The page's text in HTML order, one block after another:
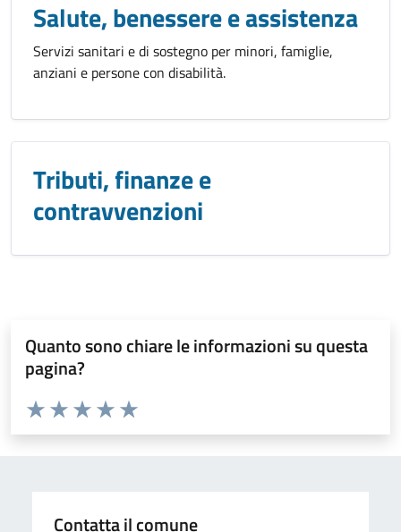
Salute, benessere e assistenza
Servizi sanitari e di sostegno per minori, famiglie,
anziani e persone con disabilità.
Tributi, finanze e
contravvenzioni
Quanto sono chiare le informazioni su questa
pagina?
Valuta da 1 a 5 stelle la pagina
Valuta 5 stelle su 5
Valuta 4 stelle su 5
Valuta 3 stelle su 5
Valuta 2 stelle su 5
Valuta 1 stelle su 5
Contatta il comune